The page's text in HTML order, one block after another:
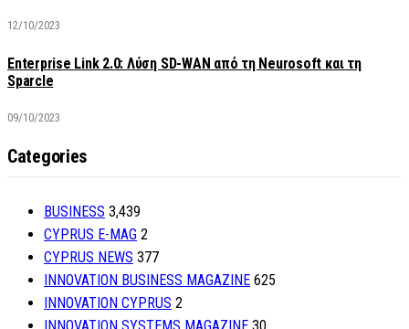
12/10/2023
Enterprise Link 2.0: Λύση SD-WAN από τη Neurosoft και τη
Sparcle
09/10/2023
Categories
BUSINESS 3,439
CYPRUS E-MAG 2
CYPRUS NEWS 377
INNOVATION BUSINESS MAGAZINE 625
INNOVATION CYPRUS 2